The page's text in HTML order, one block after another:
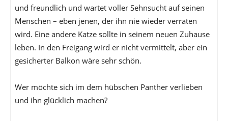
und freundlich und wartet voller Sehnsucht auf seinen
Menschen – eben jenen, der ihn nie wieder verraten
wird. Eine andere Katze sollte in seinem neuen Zuhause
leben. In den Freigang wird er nicht vermittelt, aber ein
gesicherter Balkon wäre sehr schön.
Wer möchte sich im dem hübschen Panther verlieben
und ihn glücklich machen?